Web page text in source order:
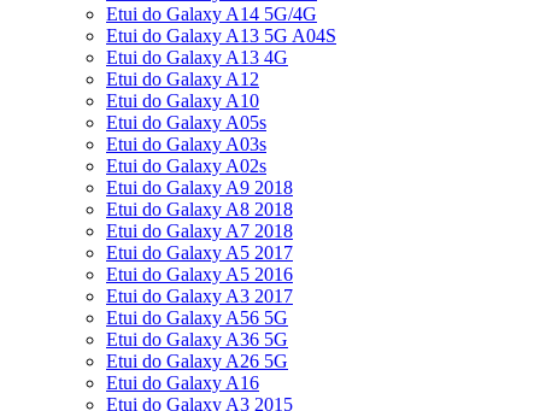
Etui do Galaxy A14 5G/4G
Etui do Galaxy A13 5G A04S
Etui do Galaxy A13 4G
Etui do Galaxy A12
Etui do Galaxy A10
Etui do Galaxy A05s
Etui do Galaxy A03s
Etui do Galaxy A02s
Etui do Galaxy A9 2018
Etui do Galaxy A8 2018
Etui do Galaxy A7 2018
Etui do Galaxy A5 2017
Etui do Galaxy A5 2016
Etui do Galaxy A3 2017
Etui do Galaxy A56 5G
Etui do Galaxy A36 5G
Etui do Galaxy A26 5G
Etui do Galaxy A16
Etui do Galaxy A3 2015